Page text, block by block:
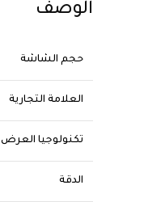
الوصف
حجم الشاشة
العلامة التجارية
تكنولوجيا العرض
الدقة